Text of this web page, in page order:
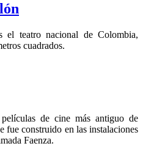
teatro nacional de Colombia,
cuadrados.
de cine más antiguo de
fue construido en las instalaciones
Faenza.